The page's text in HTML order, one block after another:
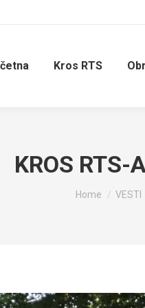
Kros RTS
KROS RTS-
You are here:
Home VESTI